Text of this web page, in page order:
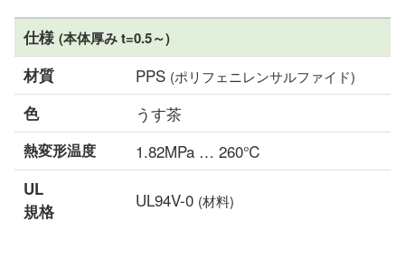
仕様(本体厚み t=0.5～)
材質 PPS (ポリフェニレンサルファイド)
色 うす茶
熱変形温度 1.82MPa … 260℃
UL
規格
UL94V-0 (材料)